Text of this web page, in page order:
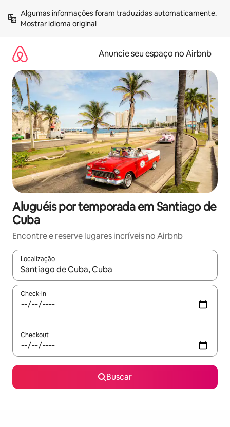
para
Mostrar idioma original
Anuncie seu espaço no Airbnb
Aluguéis por temporada em Santiago de
Cuba
Encontre e reserve lugares incríveis no Airbnb
Localização
Quando os resultados estiverem disponíveis, explore-os
Check-in
Checkout
Buscar